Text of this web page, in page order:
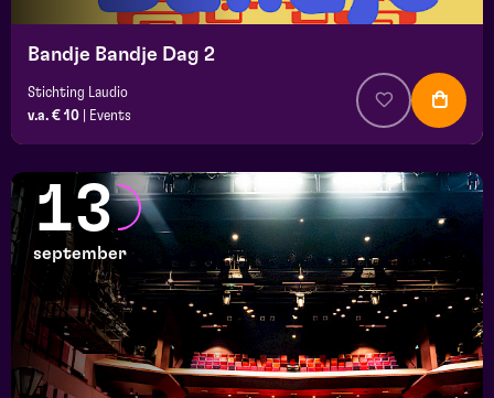
Bandje Bandje Dag 2
Stichting Laudio
v.a. € 10
Events
13
september